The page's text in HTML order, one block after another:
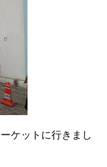
ケットに行きまし